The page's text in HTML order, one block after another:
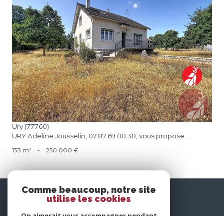
voir le bien
Ury (77760)
URY Adeline Jousselin, 07.87.69.00.30, vous propose ...
133 m² - 250 000 €
nous
suivre
Comme beaucoup, notre site
utilise les cookies